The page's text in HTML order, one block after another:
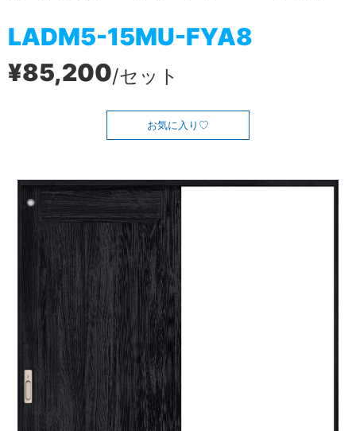
LADM5-15MU-FYA8
¥85,200/セット
お気に入り